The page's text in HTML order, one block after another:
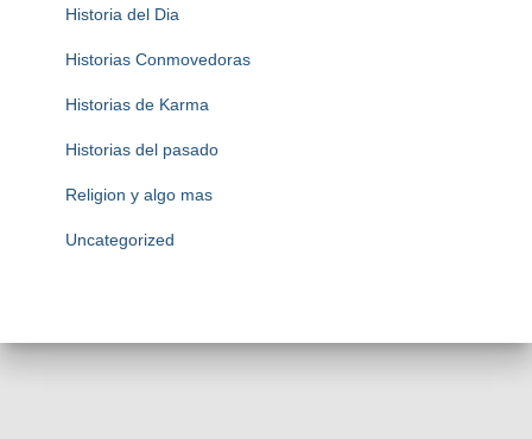
Historia del Dia
Historias Conmovedoras
Historias de Karma
Historias del pasado
Religion y algo mas
Uncategorized